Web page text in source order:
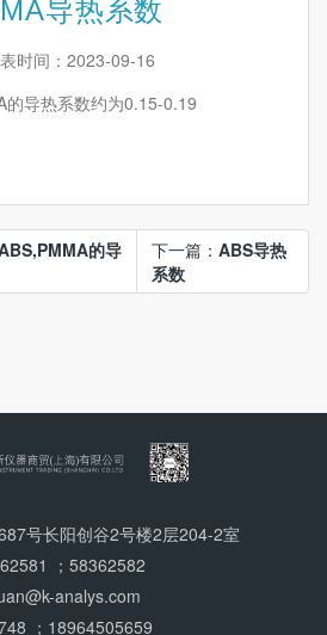
导热系数
时间：2023-09-16
导热系数约为0.15-0.19
的导
下一篇：ABS导热
系数
号长阳创谷2号楼2层204-2室
；58362582
analys.com
；18964505659